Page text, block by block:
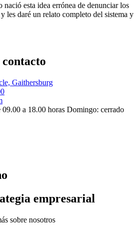
esta idea errónea de denunciar los
les daré un relato completo del sistema y
Gaithersburg
09.00 a 18.00 horas Domingo: cerrado
empresarial
sobre nosotros